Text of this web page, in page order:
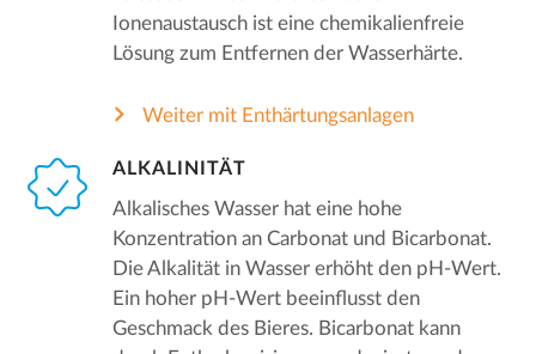
Ionenaustausch ist eine chemikalienfreie
Lösung zum Entfernen der Wasserhärte.
Weiter mit Enthärtungsanlagen
ALKALINITÄT
Alkalisches Wasser hat eine hohe
Konzentration an Carbonat und Bicarbonat.
Die Alkalität in Wasser erhöht den pH-Wert.
Ein hoher pH-Wert beeinflusst den
Geschmack des Bieres. Bicarbonat kann